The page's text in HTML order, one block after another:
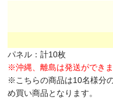
パネル：計10枚
※沖縄、離島は発送ができま
※こちらの商品は10名様分
め買い商品となります。